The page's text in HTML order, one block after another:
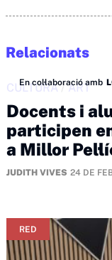
Relacionats
En col·laboració amb
CULTURA/ART
Docents i
participen
a Millor
JUDITH VIVES 24 DE
RED